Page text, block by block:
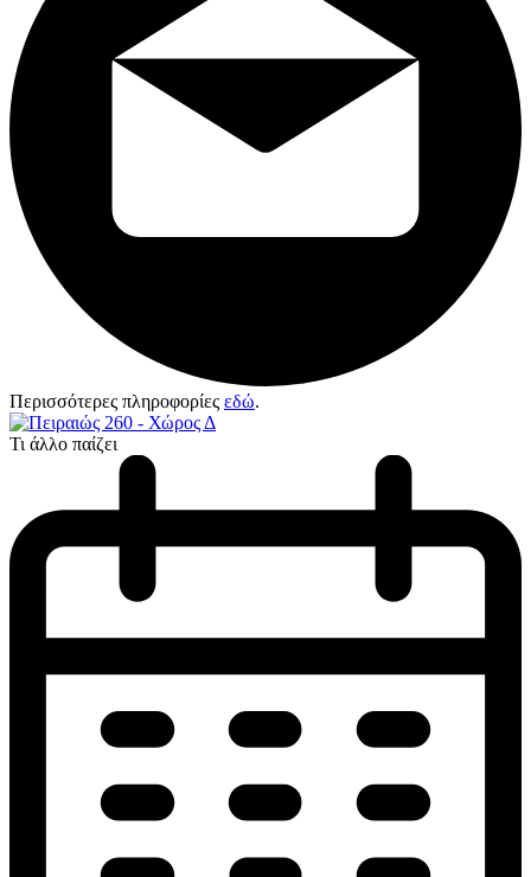
Περισσότερες πληροφορίες εδώ.
Τι άλλο παίζει